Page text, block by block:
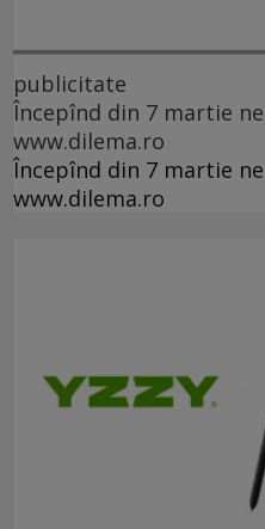
publicitate
Începînd din 7 martie
www.dilema.ro
Începînd din 7 martie
www.dilema.ro